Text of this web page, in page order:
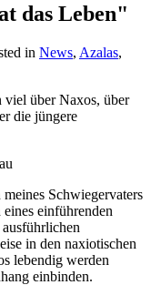
das Leben"
in News, Azalas,
viel über Naxos, über
die jüngere
Schwiegervaters
einführenden
in den naxiotischen
lebendig werden
einbinden.